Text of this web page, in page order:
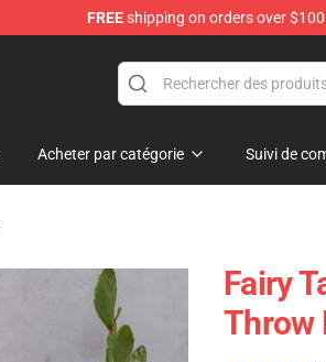
FREEshipping on orders over $100
Acheter par catégorie Suivi de
Fairy
Throw